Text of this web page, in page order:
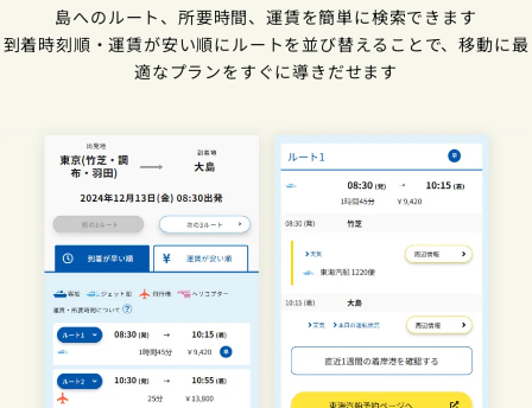
島へのルート、所要時間、運賃を簡単に検索できます
到着時刻順・運賃が安い順にルートを並び替えることで、移動に最
適なプランをすぐに導きだせます